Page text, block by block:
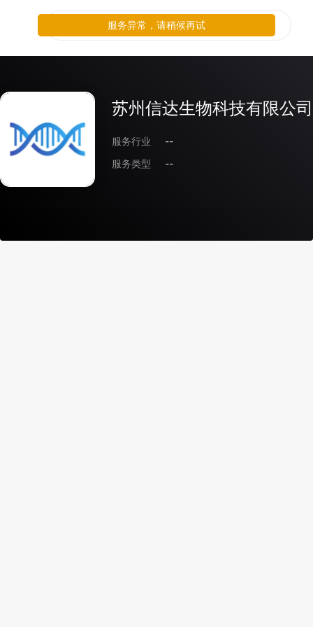
苏州信达生物科技有限公司
服务行业
--
服务类型
--
服务异常，请稍候再试